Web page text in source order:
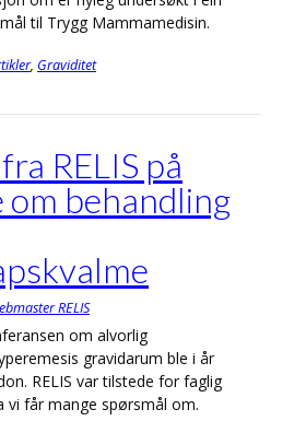
til Trygg Mammamedisin.
, Graviditet
RELIS på
om behandling
RELIS
om alvorlig
gravidarum ble i år
RELIS var tilstede for faglig
vi får mange spørsmål om.